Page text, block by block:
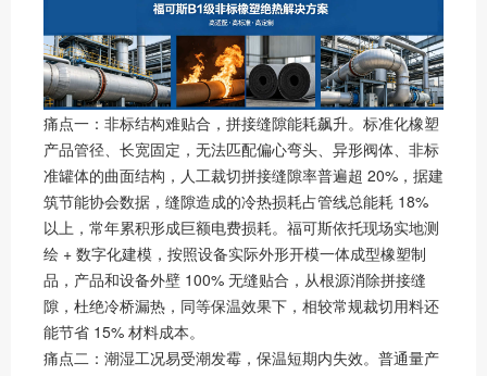
痛点一：非标结构难贴合，拼接缝隙能耗飙升。标准化橡塑
产品管径、长宽固定，无法匹配偏心弯头、异形阀体、非标
准罐体的曲面结构，人工裁切拼接缝隙率普遍超 20%，据建
筑节能协会数据，缝隙造成的冷热损耗占管线总能耗 18%
以上，常年累积形成巨额电费损耗。福可斯依托现场实地测
绘 + 数字化建模，按照设备实际外形开模一体成型橡塑制
品，产品和设备外壁 100% 无缝贴合，从根源消除拼接缝
隙，杜绝冷桥漏热，同等保温效果下，相较常规裁切用料还
能节省 15% 材料成本。
痛点二：潮湿工况易受潮发霉，保温短期内失效。普通量产